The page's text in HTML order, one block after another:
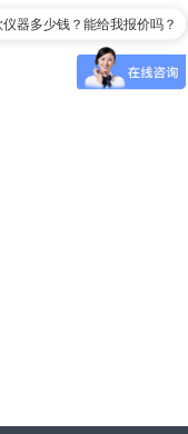
器多少钱？能给我报价吗？